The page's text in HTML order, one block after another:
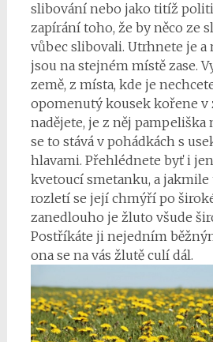
slibování nebo jako titíž
zapírání toho, že by něco ze
vůbec slibovali. Utrhnete je a
jsou na stejném místě zase.
země, z místa, kde je
opomenutý kousek kořene v
nadějete, je z něj pampeliška
se to stává v pohádkách s
hlavami. Přehlédnete byť i
kvetoucí smetanku, a jakmile
rozletí se její chmýří po
zanedlouho je žluto všude
Postříkáte ji nejedním
ona se na vás žlutě culí dál.